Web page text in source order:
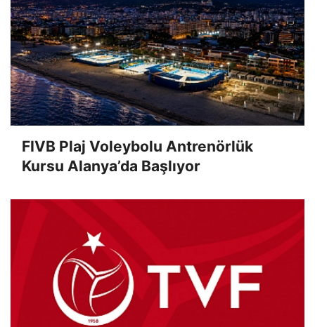
FIVB Plaj Voleybolu Antrenörlük
Kursu Alanya’da Başlıyor